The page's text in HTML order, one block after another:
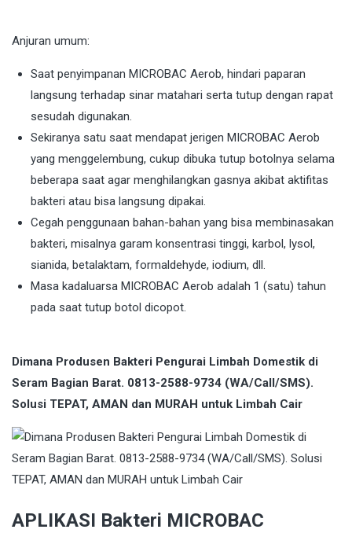
Anjuran umum:
Saat penyimpanan MICROBAC Aerob, hindari paparan
langsung terhadap sinar matahari serta tutup dengan rapat
sesudah digunakan.
Sekiranya satu saat mendapat jerigen MICROBAC Aerob
yang menggelembung, cukup dibuka tutup botolnya selama
beberapa saat agar menghilangkan gasnya akibat aktifitas
bakteri atau bisa langsung dipakai.
Cegah penggunaan bahan-bahan yang bisa membinasakan
bakteri, misalnya garam konsentrasi tinggi, karbol, lysol,
sianida, betalaktam, formaldehyde, iodium, dll.
Masa kadaluarsa MICROBAC Aerob adalah 1 (satu) tahun
pada saat tutup botol dicopot.
Dimana Produsen Bakteri Pengurai Limbah Domestik di
Seram Bagian Barat. 0813-2588-9734 (WA/Call/SMS).
Solusi TEPAT, AMAN dan MURAH untuk Limbah Cair
APLIKASI Bakteri MICROBAC